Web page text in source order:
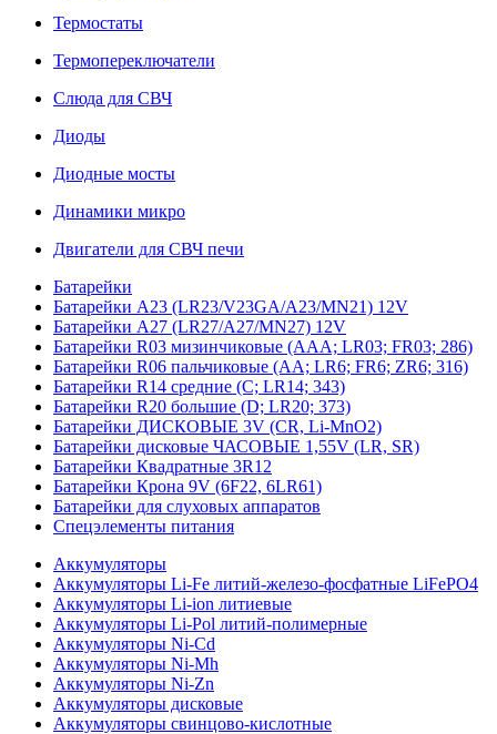
Термостаты
Термопереключатели
Слюда для СВЧ
Диоды
Диодные мосты
Динамики микро
Двигатели для СВЧ печи
Батарейки
Батарейки A23 (LR23/V23GA/A23/MN21) 12V
Батарейки A27 (LR27/A27/MN27) 12V
Батарейки R03 мизинчиковые (AAA; LR03; FR03; 286)
Батарейки R06 пальчиковые (AA; LR6; FR6; ZR6; 316)
Батарейки R14 средние (C; LR14; 343)
Батарейки R20 большие (D; LR20; 373)
Батарейки ДИСКОВЫЕ 3V (CR, Li-MnO2)
Батарейки дисковые ЧАСОВЫЕ 1,55V (LR, SR)
Батарейки Квадратные 3R12
Батарейки Крона 9V (6F22, 6LR61)
Батарейки для слуховых аппаратов
Спецэлементы питания
Аккумуляторы
Аккумуляторы Li-Fe литий-железо-фосфатные LiFePO4
Аккумуляторы Li-ion литиевые
Аккумуляторы Li-Pol литий-полимерные
Аккумуляторы Ni-Cd
Аккумуляторы Ni-Mh
Аккумуляторы Ni-Zn
Аккумуляторы дисковые
Аккумуляторы свинцово-кислотные